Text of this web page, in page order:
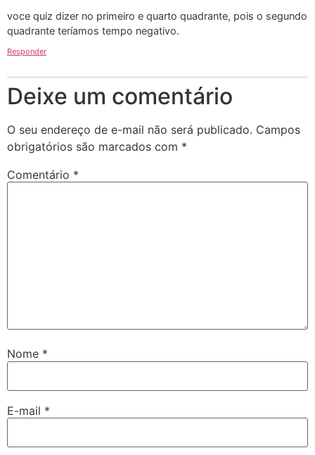
voce quiz dizer no primeiro e quarto quadrante, pois o segundo
quadrante teríamos tempo negativo.
Responder
Deixe um comentário
O seu endereço de e-mail não será publicado. Campos
obrigatórios são marcados com *
Comentário *
Nome *
E-mail *